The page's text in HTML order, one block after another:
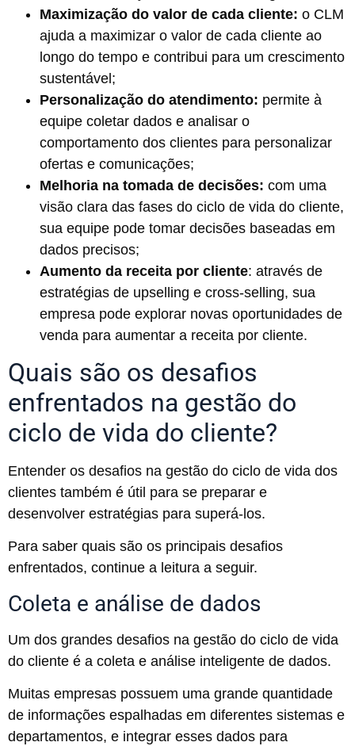
Maximização do valor de cada cliente: o CLM
ajuda a maximizar o valor de cada cliente ao
longo do tempo e contribui para um crescimento
sustentável;
Personalização do atendimento: permite à
equipe coletar dados e analisar o
comportamento dos clientes para personalizar
ofertas e comunicações;
Melhoria na tomada de decisões: com uma
visão clara das fases do ciclo de vida do cliente,
sua equipe pode tomar decisões baseadas em
dados precisos;
Aumento da receita por cliente: através de
estratégias de upselling e cross-selling, sua
empresa pode explorar novas oportunidades de
venda para aumentar a receita por cliente.
Quais são os desafios
enfrentados na gestão do
ciclo de vida do cliente?
Entender os desafios na gestão do ciclo de vida dos
clientes também é útil para se preparar e
desenvolver estratégias para superá-los.
Para saber quais são os principais desafios
enfrentados, continue a leitura a seguir.
Coleta e análise de dados
Um dos grandes desafios na gestão do ciclo de vida
do cliente é a coleta e análise inteligente de dados.
Muitas empresas possuem uma grande quantidade
de informações espalhadas em diferentes sistemas e
departamentos, e integrar esses dados para